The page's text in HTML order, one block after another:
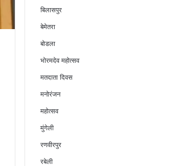
बिलासपुर
बेमेतरा
बोडला
भोरमदेव महोत्सव
मतदाता दिवस
मनोरंजन
महोत्सव
मुंगेली
रणवीरपुर
रबेली